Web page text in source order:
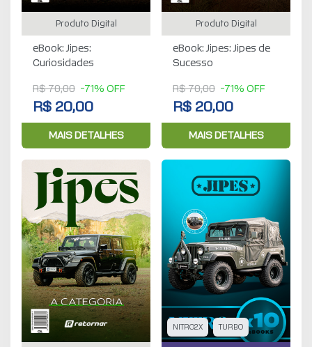
Produto Digital
eBook: Jipes:
Curiosidades
R$ 70,00 -71% OFF
R$ 20,00
MAIS DETALHES
Produto Digital
eBook: Jipes: Jipes de
Sucesso
R$ 70,00 -71% OFF
R$ 20,00
MAIS DETALHES
NITRO2X TURBO